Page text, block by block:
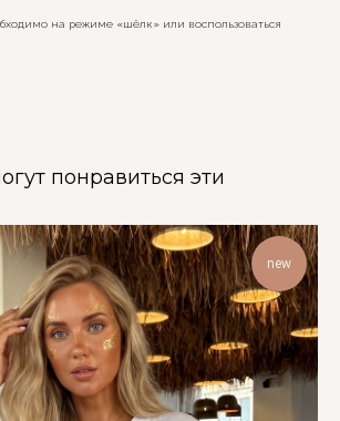
на режиме «шёлк» или воспользоваться
понравиться эти
new